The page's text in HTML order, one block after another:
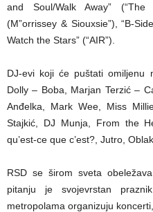
and Soul/Walk Away” (“The
(M”orrissey & Siouxsie”), “B-
Watch the Stars” (“AIR”).
DJ-evi koji će puštati omiljenu
Dolly – Boba, Marjan Terzić –
Anđelka, Mark Wee, Miss
Stajkić, DJ Munja, From the
qu’est-ce que c’est?, Jutro,
RSD se širom sveta
pitanju je svojevrstan
metropolama organizuju